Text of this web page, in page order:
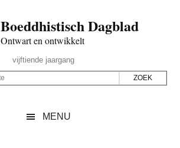
Boeddhistisch Dagblad
Ontwart en ontwikkelt
vijftiende jaargang
MENU